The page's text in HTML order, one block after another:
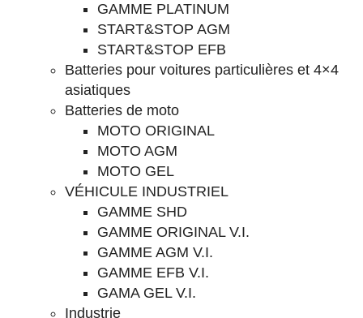
GAMME PLATINUM
START&STOP AGM
START&STOP EFB
Batteries pour voitures particulières et 4×4
asiatiques
Batteries de moto
MOTO ORIGINAL
MOTO AGM
MOTO GEL
VÉHICULE INDUSTRIEL
GAMME SHD
GAMME ORIGINAL V.I.
GAMME AGM V.I.
GAMME EFB V.I.
GAMA GEL V.I.
Industrie